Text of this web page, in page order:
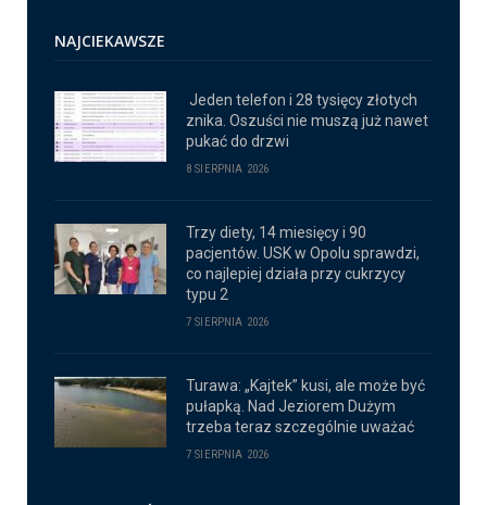
NAJCIEKAWSZE
Jeden telefon i 28 tysięcy złotych
znika. Oszuści nie muszą już nawet
pukać do drzwi
8 SIERPNIA 2026
Trzy diety, 14 miesięcy i 90
pacjentów. USK w Opolu sprawdzi,
co najlepiej działa przy cukrzycy
typu 2
7 SIERPNIA 2026
Turawa: „Kajtek” kusi, ale może być
pułapką. Nad Jeziorem Dużym
trzeba teraz szczególnie uważać
7 SIERPNIA 2026